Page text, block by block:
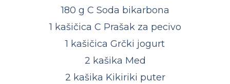
180 g C Soda bikarbona
1 kašičica C Prašak za pecivo
1 kašičica Grčki jogurt
2 kašika Med
2 kašika Kikiriki puter